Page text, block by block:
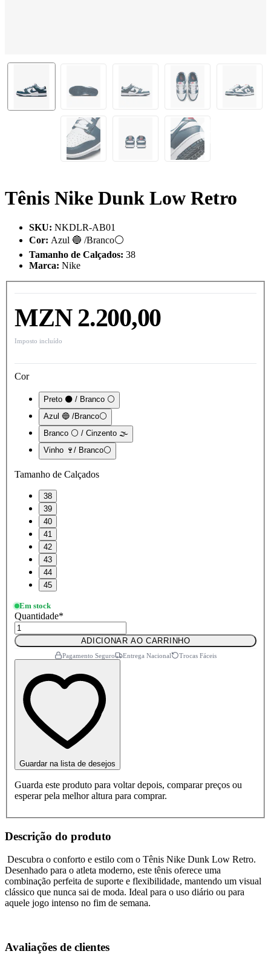
Tênis Nike Dunk Low Retro
SKU: NKDLR-AB01
Cor: Azul 🔵 /Branco⚪
Tamanho de Calçados: 38
Marca: Nike
MZN 2.200,00
Imposto incluído
Cor
Preto ⚫ / Branco ⚪
Azul 🔵 /Branco⚪
Branco ⚪ / Cinzento 🌫️
Vinho 🍷/ Branco⚪
Tamanho de Calçados
38
39
40
41
42
43
44
45
Em stock
Quantidade*
ADICIONAR AO CARRINHO
Pagamento Seguro Entrega Nacional Trocas Fáceis
Guardar na lista de desejos
Guarda este produto para voltar depois, comparar preços ou
esperar pela melhor altura para comprar.
Descrição do produto
Descubra o conforto e estilo com o Tênis Nike Dunk Low Retro.
Desenhado para o atleta moderno, este tênis oferece uma
combinação perfeita de suporte e flexibilidade, mantendo um visual
clássico que nunca sai de moda. Ideal para o uso diário ou para
aquele jogo intenso no fim de semana.
Avaliações de clientes